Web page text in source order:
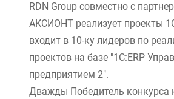
RDN Group совместно с
АКСИОНТ реализует проекты
входит в 10-ку лидеров по
проектов на базе "1С:ERP
предприятием 2".
Дважды Победитель конкурса